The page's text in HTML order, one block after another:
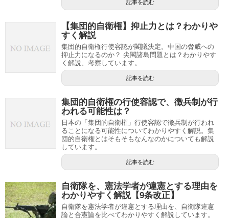
記事を読む
【集団的自衛権】抑止力とは？わかりや
すく解説
集団的自衛権行使容認が閣議決定。中国の脅威への
抑止力になるのか？ 尖閣諸島問題とは？わかりやす
く解説、考察しています。
記事を読む
集団的自衛権の行使容認で、徴兵制が行
われる可能性は？
日本の「集団的自衛権」行使容認で徴兵制が行われ
ることになる可能性についてわかりやすく解説。集
団的自衛権とはそもそもなんなのかについても解説
しています。
記事を読む
自衛隊を、憲法学者が違憲とする理由を
わかりやすく解説【9条改正】
自衛隊を憲法学者が違憲とする理由を、自衛隊違憲
論と合憲論を比べてわかりやすく解説しています。